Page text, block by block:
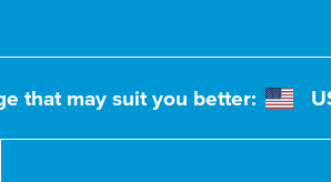
that may suit you better: